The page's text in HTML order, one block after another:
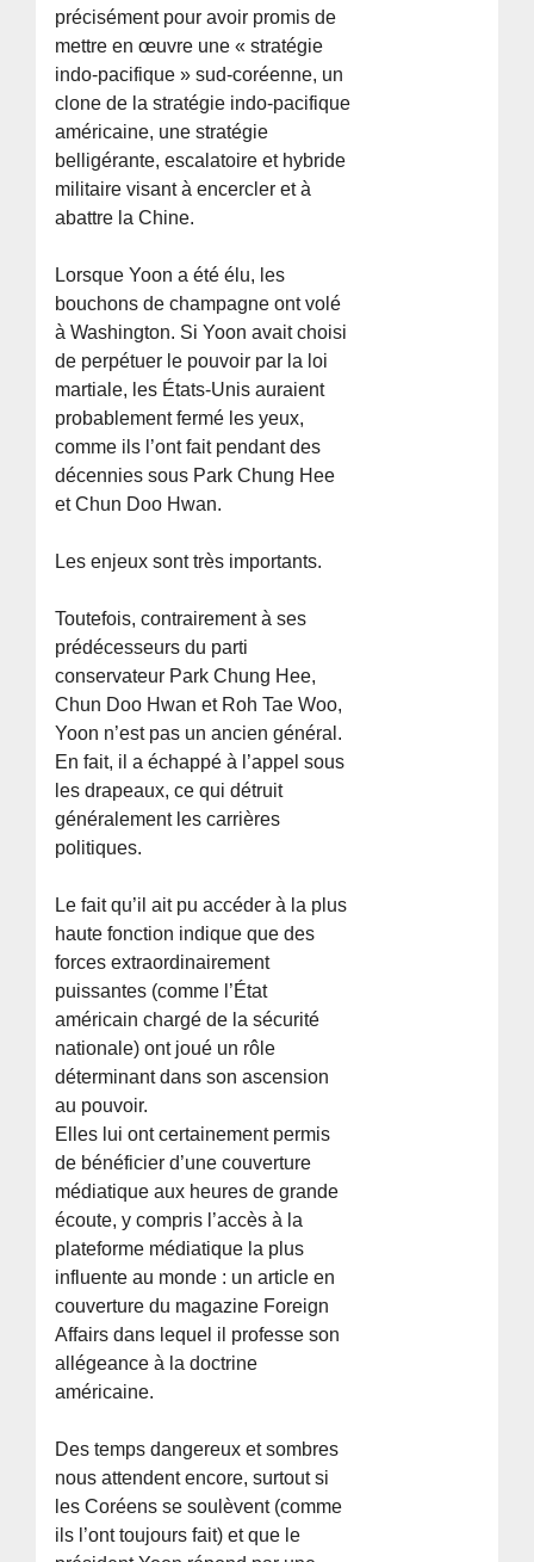
précisément pour avoir promis de
mettre en œuvre une « stratégie
indo-pacifique » sud-coréenne, un
clone de la stratégie indo-pacifique
américaine, une stratégie
belligérante, escalatoire et hybride
militaire visant à encercler et à
abattre la Chine.
Lorsque Yoon a été élu, les
bouchons de champagne ont volé
à Washington. Si Yoon avait choisi
de perpétuer le pouvoir par la loi
martiale, les États-Unis auraient
probablement fermé les yeux,
comme ils l’ont fait pendant des
décennies sous Park Chung Hee
et Chun Doo Hwan.
Les enjeux sont très importants.
Toutefois, contrairement à ses
prédécesseurs du parti
conservateur Park Chung Hee,
Chun Doo Hwan et Roh Tae Woo,
Yoon n’est pas un ancien général.
En fait, il a échappé à l’appel sous
les drapeaux, ce qui détruit
généralement les carrières
politiques.
Le fait qu’il ait pu accéder à la plus
haute fonction indique que des
forces extraordinairement
puissantes (comme l’État
américain chargé de la sécurité
nationale) ont joué un rôle
déterminant dans son ascension
au pouvoir.
Elles lui ont certainement permis
de bénéficier d’une couverture
médiatique aux heures de grande
écoute, y compris l’accès à la
plateforme médiatique la plus
influente au monde : un article en
couverture du magazine Foreign
Affairs dans lequel il professe son
allégeance à la doctrine
américaine.
Des temps dangereux et sombres
nous attendent encore, surtout si
les Coréens se soulèvent (comme
ils l’ont toujours fait) et que le